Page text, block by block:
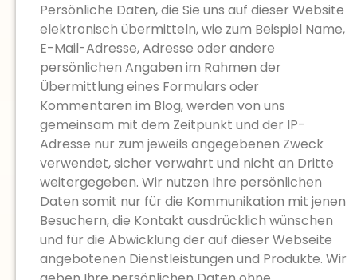
Persönliche Daten, die Sie uns auf dieser Website
elektronisch übermitteln, wie zum Beispiel Name,
E-Mail-Adresse, Adresse oder andere
persönlichen Angaben im Rahmen der
Übermittlung eines Formulars oder
Kommentaren im Blog, werden von uns
gemeinsam mit dem Zeitpunkt und der IP-
Adresse nur zum jeweils angegebenen Zweck
verwendet, sicher verwahrt und nicht an Dritte
weitergegeben. Wir nutzen Ihre persönlichen
Daten somit nur für die Kommunikation mit jenen
Besuchern, die Kontakt ausdrücklich wünschen
und für die Abwicklung der auf dieser Webseite
angebotenen Dienstleistungen und Produkte. Wir